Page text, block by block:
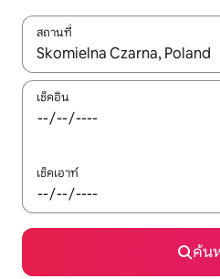
สถานที่
ใช้ลูกศรขึ้นลง หรือใช้การสัมผัสห
เช็คอิน
เช็คเอาท์
ค้น